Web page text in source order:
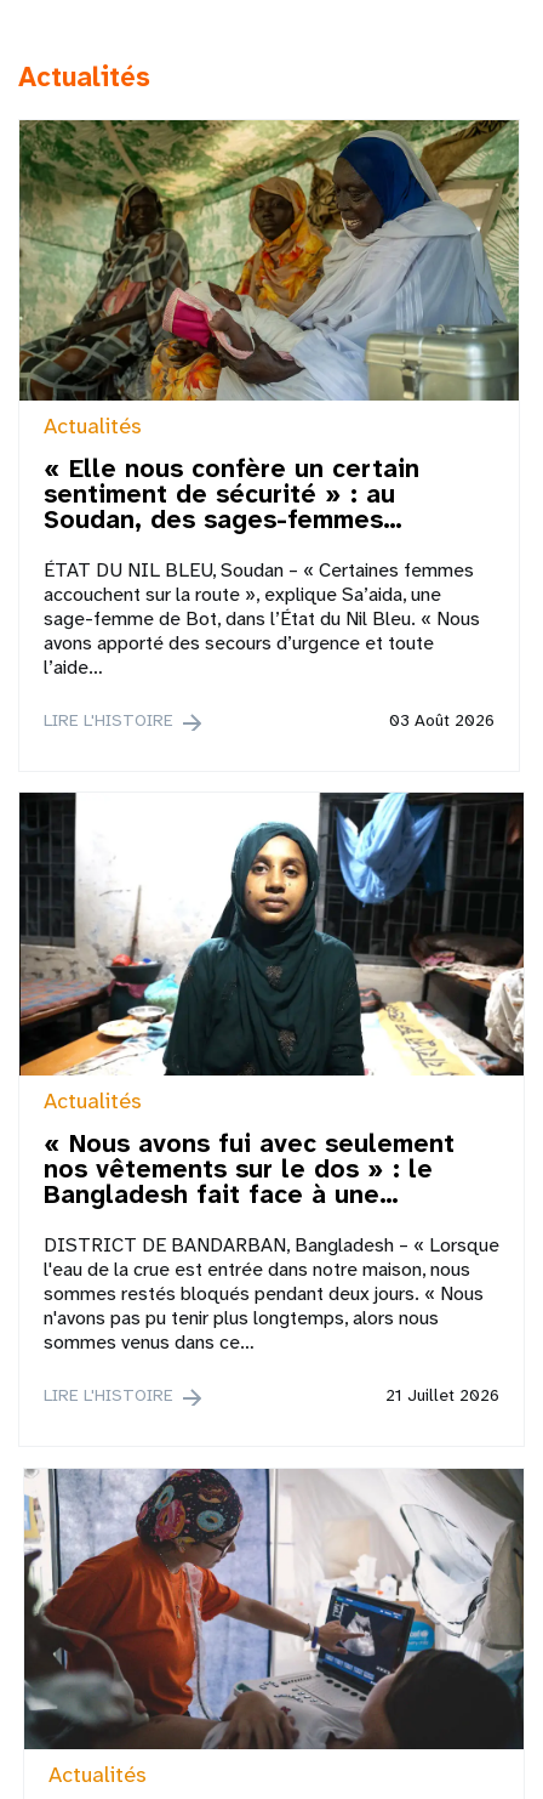
Actualités
Actualités
« Elle nous confère un certain
sentiment de sécurité » : au
Soudan, des sages-femmes…
ÉTAT DU NIL BLEU, Soudan – « Certaines femmes
accouchent sur la route », explique Sa’aida, une
sage-femme de Bot, dans l’État du Nil Bleu. « Nous
avons apporté des secours d’urgence et toute
l’aide…
03 Août 2026
LIRE L'HISTOIRE
Actualités
« Nous avons fui avec seulement
nos vêtements sur le dos » : le
Bangladesh fait face à une…
DISTRICT DE BANDARBAN, Bangladesh – « Lorsque
l'eau de la crue est entrée dans notre maison, nous
sommes restés bloqués pendant deux jours. « Nous
n'avons pas pu tenir plus longtemps, alors nous
sommes venus dans ce…
21 Juillet 2026
LIRE L'HISTOIRE
Actualités